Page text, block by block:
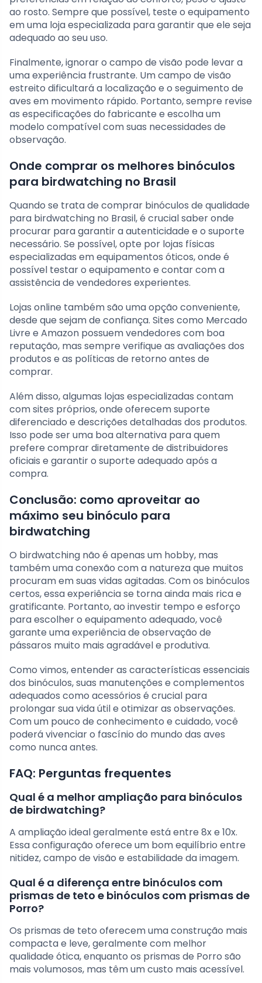
ao rosto. Sempre que possível, teste o equipamento
em uma loja especializada para garantir que ele seja
adequado ao seu uso.
Finalmente, ignorar o campo de visão pode levar a
uma experiência frustrante. Um campo de visão
estreito dificultará a localização e o seguimento de
aves em movimento rápido. Portanto, sempre revise
as especificações do fabricante e escolha um
modelo compatível com suas necessidades de
observação.
Onde comprar os melhores binóculos
para birdwatching no Brasil
Quando se trata de comprar binóculos de qualidade
para birdwatching no Brasil, é crucial saber onde
procurar para garantir a autenticidade e o suporte
necessário. Se possível, opte por lojas físicas
especializadas em equipamentos óticos, onde é
possível testar o equipamento e contar com a
assistência de vendedores experientes.
Lojas online também são uma opção conveniente,
desde que sejam de confiança. Sites como Mercado
Livre e Amazon possuem vendedores com boa
reputação, mas sempre verifique as avaliações dos
produtos e as políticas de retorno antes de
comprar.
Além disso, algumas lojas especializadas contam
com sites próprios, onde oferecem suporte
diferenciado e descrições detalhadas dos produtos.
Isso pode ser uma boa alternativa para quem
prefere comprar diretamente de distribuidores
oficiais e garantir o suporte adequado após a
compra.
Conclusão: como aproveitar ao
máximo seu binóculo para
birdwatching
O birdwatching não é apenas um hobby, mas
também uma conexão com a natureza que muitos
procuram em suas vidas agitadas. Com os binóculos
certos, essa experiência se torna ainda mais rica e
gratificante. Portanto, ao investir tempo e esforço
para escolher o equipamento adequado, você
garante uma experiência de observação de
pássaros muito mais agradável e produtiva.
Como vimos, entender as características essenciais
dos binóculos, suas manutenções e complementos
adequados como acessórios é crucial para
prolongar sua vida útil e otimizar as observações.
Com um pouco de conhecimento e cuidado, você
poderá vivenciar o fascínio do mundo das aves
como nunca antes.
FAQ: Perguntas frequentes
Qual é a melhor ampliação para binóculos
de birdwatching?
A ampliação ideal geralmente está entre 8x e 10x.
Essa configuração oferece um bom equilíbrio entre
nitidez, campo de visão e estabilidade da imagem.
Qual é a diferença entre binóculos com
prismas de teto e binóculos com prismas de
Porro?
Os prismas de teto oferecem uma construção mais
compacta e leve, geralmente com melhor
qualidade ótica, enquanto os prismas de Porro são
mais volumosos, mas têm um custo mais acessível.